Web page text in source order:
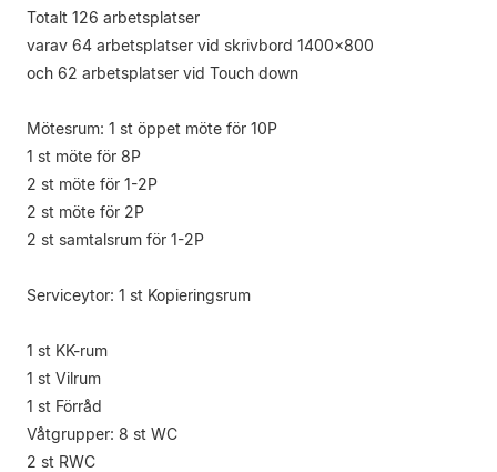
Totalt 126 arbetsplatser
varav 64 arbetsplatser vid skrivbord 1400x800
och 62 arbetsplatser vid Touch down
Mötesrum: 1 st öppet möte för 10P
1 st möte för 8P
2 st möte för 1-2P
2 st möte för 2P
2 st samtalsrum för 1-2P
Serviceytor: 1 st Kopieringsrum
1 st KK-rum
1 st Vilrum
1 st Förråd
Våtgrupper: 8 st WC
2 st RWC